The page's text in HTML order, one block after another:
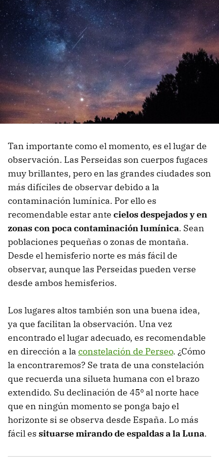
Tan importante como el momento, es el lugar de
observación. Las Perseidas son cuerpos fugaces
muy brillantes, pero en las grandes ciudades son
más difíciles de observar debido a la
contaminación lumínica. Por ello es
recomendable estar ante cielos despejados y en
zonas con poca contaminación lumínica. Sean
poblaciones pequeñas o zonas de montaña.
Desde el hemisferio norte es más fácil de
observar, aunque las Perseidas pueden verse
desde ambos hemisferios.
Los lugares altos también son una buena idea,
ya que facilitan la observación. Una vez
encontrado el lugar adecuado, es recomendable
en dirección a la constelación de Perseo. ¿Cómo
la encontraremos? Se trata de una constelación
que recuerda una silueta humana con el brazo
extendido. Su declinación de 45º al norte hace
que en ningún momento se ponga bajo el
horizonte si se observa desde España. Lo más
fácil es situarse mirando de espaldas a la Luna.